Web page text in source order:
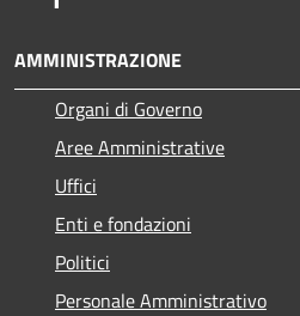
AMMINISTRAZIONE
Organi di Governo
Aree Amministrative
Uffici
Enti e fondazioni
Politici
Personale Amministrativo